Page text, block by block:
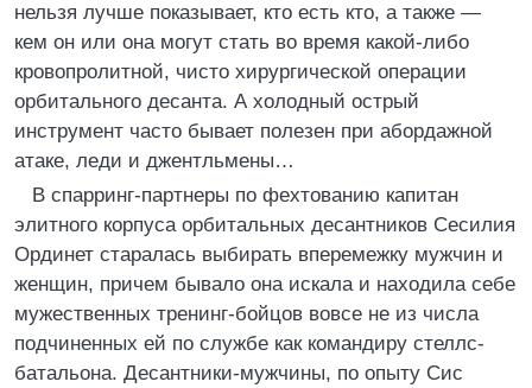
нельзя лучше показывает, кто есть кто, а также —
кем он или она могут стать во время какой-либо
кровопролитной, чисто хирургической операции
орбитального десанта. А холодный острый
инструмент часто бывает полезен при абордажной
атаке, леди и джентльмены…
В спарринг-партнеры по фехтованию капитан
элитного корпуса орбитальных десантников Сесилия
Ординет старалась выбирать вперемежку мужчин и
женщин, причем бывало она искала и находила себе
мужественных тренинг-бойцов вовсе не из числа
подчиненных ей по службе как командиру стеллс-
батальона. Десантники-мужчины, по опыту Сис